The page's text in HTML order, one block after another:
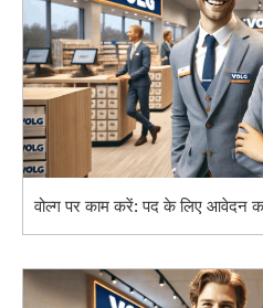
वोल्ग पर काम करें: पद के लिए आवेदन